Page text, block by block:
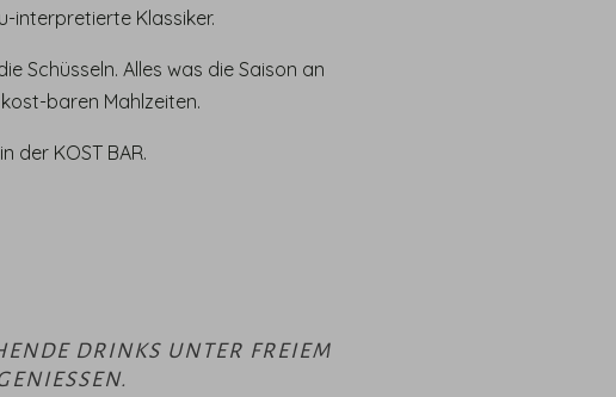
interpretierte Klassiker.
Schüsseln. Alles was die Saison an
baren Mahlzeiten.
der KOST BAR.
DRINKS UNTER FREIEM